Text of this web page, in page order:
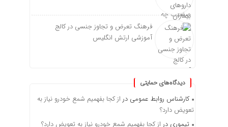
فرهنگ تعرض و تجاوز جنسی در کالج
آموزشی ارتش انگلیس
دیدگاه‌های حمایتی
کارشناس روابط عمومی در از کجا بفهمیم شمع خودرو نیاز به
تعویض دارد؟
تیموری در از کجا بفهمیم شمع خودرو نیاز به تعویض دارد؟